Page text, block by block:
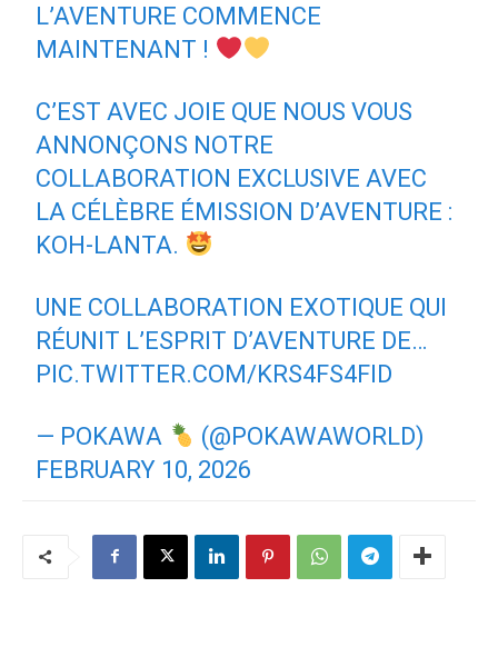
L’AVENTURE COMMENCE
MAINTENANT !
C’EST AVEC JOIE QUE NOUS VOUS
ANNONÇONS NOTRE
COLLABORATION EXCLUSIVE AVEC
LA CÉLÈBRE ÉMISSION D’AVENTURE :
KOH-LANTA.
UNE COLLABORATION EXOTIQUE QUI
RÉUNIT L’ESPRIT D’AVENTURE DE…
PIC.TWITTER.COM/KRS4FS4FID
— POKAWA
(@POKAWAWORLD)
FEBRUARY 10, 2026